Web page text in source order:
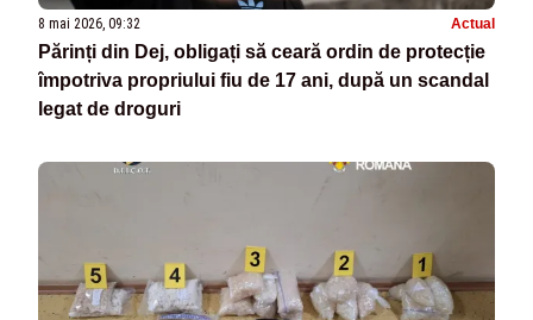
8 mai 2026, 09:32 Actual
Părinți din Dej, obligați să ceară ordin de protecție
împotriva propriului fiu de 17 ani, după un scandal
legat de droguri